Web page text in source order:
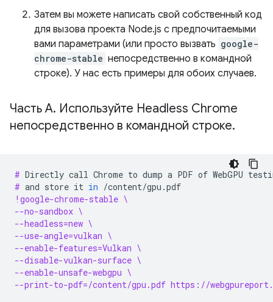
Затем вы можете написать свой собственный код
для вызова проекта Node.js с предпочитаемыми
вами параметрами (или просто вызвать google-
chrome-stable непосредственно в командной
строке). У нас есть примеры для обоих случаев.
Часть A. Используйте Headless Chrome
непосредственно в командной строке.
# Directly call Chrome to dump a PDF of WebGPU
# and store it in
!google-chrome-stable \
--no-sandbox \
--headless=new \
--use-angle=vulkan \
--enable-features=Vulkan \
--disable-vulkan-surface \
--enable-unsafe-webgpu \
--print-to-pdf=/content/gpu.pdf https://